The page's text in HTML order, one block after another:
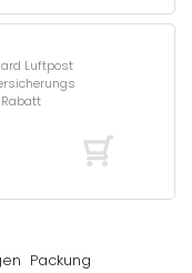
Luftpost
Rabatt
Packung